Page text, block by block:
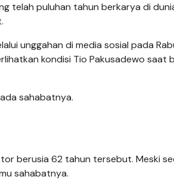
telah puluhan tahun berkarya di
unggahan di media sosial pada
kondisi Tio Pakusadewo saat
sahabatnya.
berusia 62 tahun tersebut. Meski
sahabatnya.